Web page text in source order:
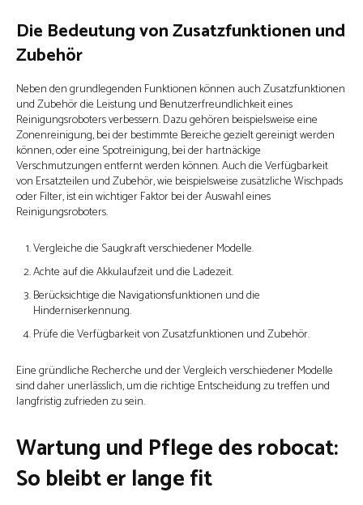
Die Bedeutung von Zusatzfunktionen und
Zubehör
Neben den grundlegenden Funktionen können auch Zusatzfunktionen
und Zubehör die Leistung und Benutzerfreundlichkeit eines
Reinigungsroboters verbessern. Dazu gehören beispielsweise eine
Zonenreinigung, bei der bestimmte Bereiche gezielt gereinigt werden
können, oder eine Spotreinigung, bei der hartnäckige
Verschmutzungen entfernt werden können. Auch die Verfügbarkeit
von Ersatzteilen und Zubehör, wie beispielsweise zusätzliche Wischpads
oder Filter, ist ein wichtiger Faktor bei der Auswahl eines
Reinigungsroboters.
Vergleiche die Saugkraft verschiedener Modelle.
Achte auf die Akkulaufzeit und die Ladezeit.
Berücksichtige die Navigationsfunktionen und die
Hinderniserkennung.
Prüfe die Verfügbarkeit von Zusatzfunktionen und Zubehör.
Eine gründliche Recherche und der Vergleich verschiedener Modelle
sind daher unerlässlich, um die richtige Entscheidung zu treffen und
langfristig zufrieden zu sein.
Wartung und Pflege des robocat:
So bleibt er lange fit